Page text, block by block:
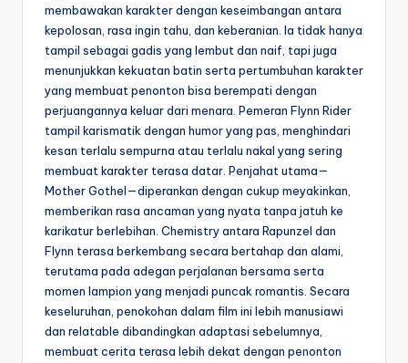
membawakan karakter dengan keseimbangan antara
kepolosan, rasa ingin tahu, dan keberanian. Ia tidak hanya
tampil sebagai gadis yang lembut dan naif, tapi juga
menunjukkan kekuatan batin serta pertumbuhan karakter
yang membuat penonton bisa berempati dengan
perjuangannya keluar dari menara. Pemeran Flynn Rider
tampil karismatik dengan humor yang pas, menghindari
kesan terlalu sempurna atau terlalu nakal yang sering
membuat karakter terasa datar. Penjahat utama—
Mother Gothel—diperankan dengan cukup meyakinkan,
memberikan rasa ancaman yang nyata tanpa jatuh ke
karikatur berlebihan. Chemistry antara Rapunzel dan
Flynn terasa berkembang secara bertahap dan alami,
terutama pada adegan perjalanan bersama serta
momen lampion yang menjadi puncak romantis. Secara
keseluruhan, penokohan dalam film ini lebih manusiawi
dan relatable dibandingkan adaptasi sebelumnya,
membuat cerita terasa lebih dekat dengan penonton